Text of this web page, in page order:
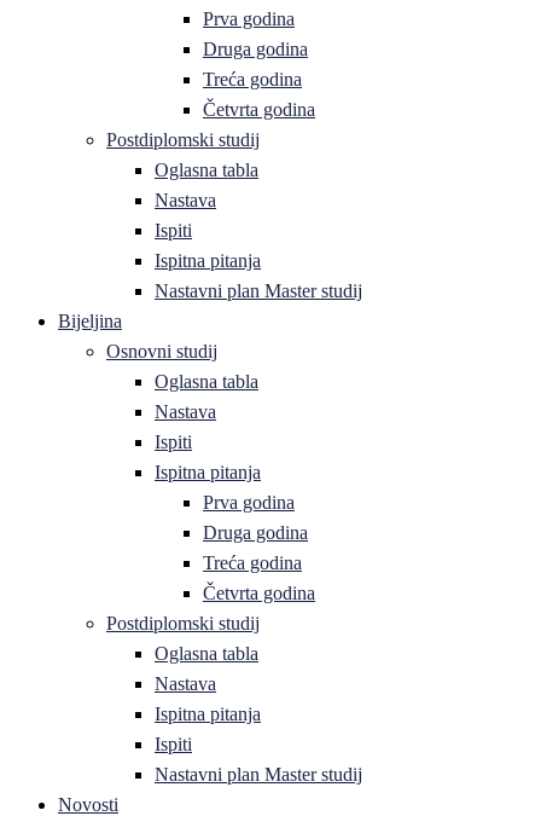
Prva godina
Druga godina
Treća godina
Četvrta godina
Postdiplomski studij
Oglasna tabla
Nastava
Ispiti
Ispitna pitanja
Nastavni plan Master studij
Bijeljina
Osnovni studij
Oglasna tabla
Nastava
Ispiti
Ispitna pitanja
Prva godina
Druga godina
Treća godina
Četvrta godina
Postdiplomski studij
Oglasna tabla
Nastava
Ispitna pitanja
Ispiti
Nastavni plan Master studij
Novosti